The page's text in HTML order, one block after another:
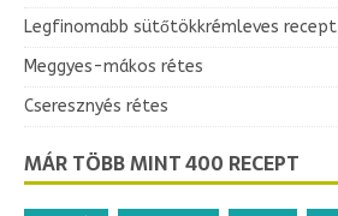
Legfinomabb sütőtökkrémleves recept
Meggyes-mákos rétes
Cseresznyés rétes
MÁR TÖBB MINT 400 RECEPT